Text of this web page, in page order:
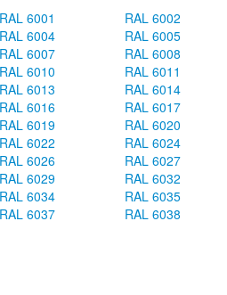
RAL 6001
RAL 6002
RAL 6004
RAL 6005
RAL 6007
RAL 6008
RAL 6010
RAL 6011
RAL 6013
RAL 6014
RAL 6016
RAL 6017
RAL 6019
RAL 6020
RAL 6022
RAL 6024
RAL 6026
RAL 6027
RAL 6029
RAL 6032
RAL 6034
RAL 6035
RAL 6037 RAL 6038